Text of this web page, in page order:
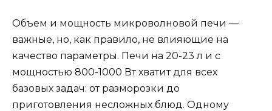
Объем и мощность микроволновой печи —
важные, но, как правило, не влияющие на
качество параметры. Печи на 20-23 л и с
мощностью 800-1000 Вт хватит для всех
базовых задач: от разморозки до
приготовления несложных блюд. Одному